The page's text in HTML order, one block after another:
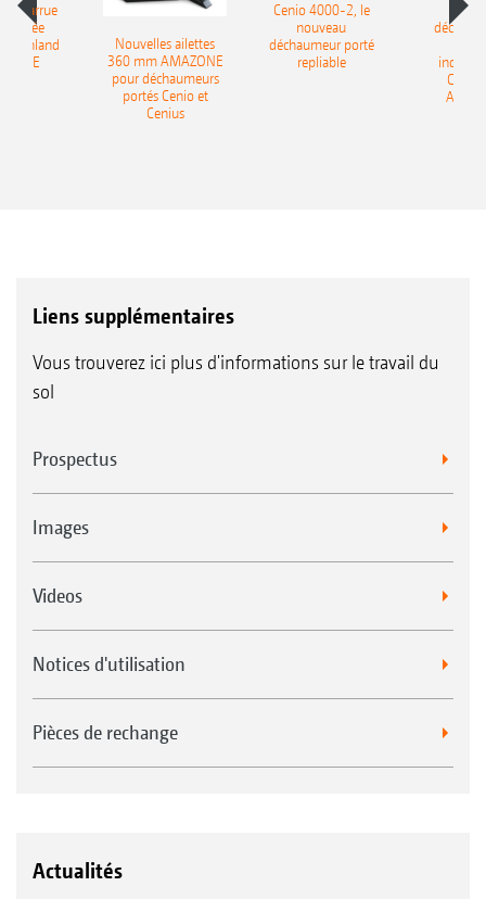
charrue
portée
Onland
Nouvelles ailettes
360 mm AMAZONE
pour déchaumeurs
portés Cenio et
Cenius
Cenio 4000-2, le
nouveau
déchaumeur porté
repliable
Liens supplémentaires
Vous trouverez ici plus d'informations sur le travail du
sol
Prospectus
Images
Videos
Notices d'utilisation
Pièces de rechange
Actualités